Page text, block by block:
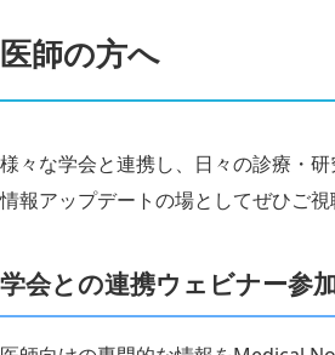
医師の方へ
様々な学会と連携し、日々の診療・
情報アップデートの場としてぜひご視
学会との連携ウェビナー参